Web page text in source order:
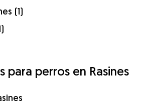
(1)
para perros en Rasines